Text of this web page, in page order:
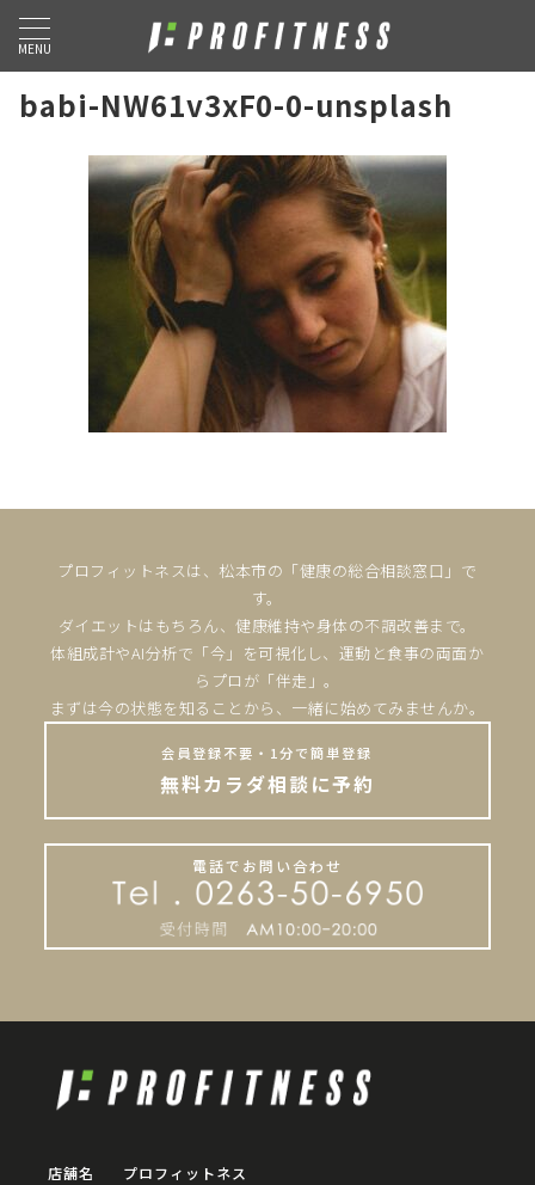
MENU
babi-NW61v3xF0-0-unsplash
プロフィットネスは、松本市の「健康の総合相談窓口」で
す。
ダイエットはもちろん、健康維持や身体の不調改善まで。
体組成計やAI分析で「今」を可視化し、運動と食事の両面か
らプロが「伴走」。
まずは今の状態を知ることから、一緒に始めてみませんか。
会員登録不要・1分で簡単登録
無料カラダ相談に予約
電話でお問い合わせ
店舗名
プロフィットネス